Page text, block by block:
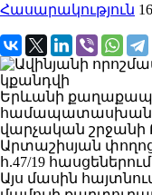
Հասարակություն
Երևանի
համապատասխան
վարչական շրջանի
Արտաշիսյան
հ.47/19
Այս մասին